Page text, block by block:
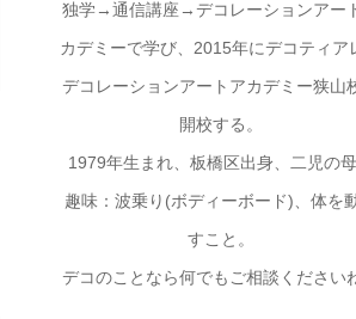
独学→通信講座→デコレーションアー
カデミーで学び、2015年にデコティア
デコレーションアートアカデミー狭山
開校する。
1979年生まれ、板橋区出身、二児の母
趣味：波乗り(ボディーボード)、体を
すこと。
デコのことなら何でもご相談ください